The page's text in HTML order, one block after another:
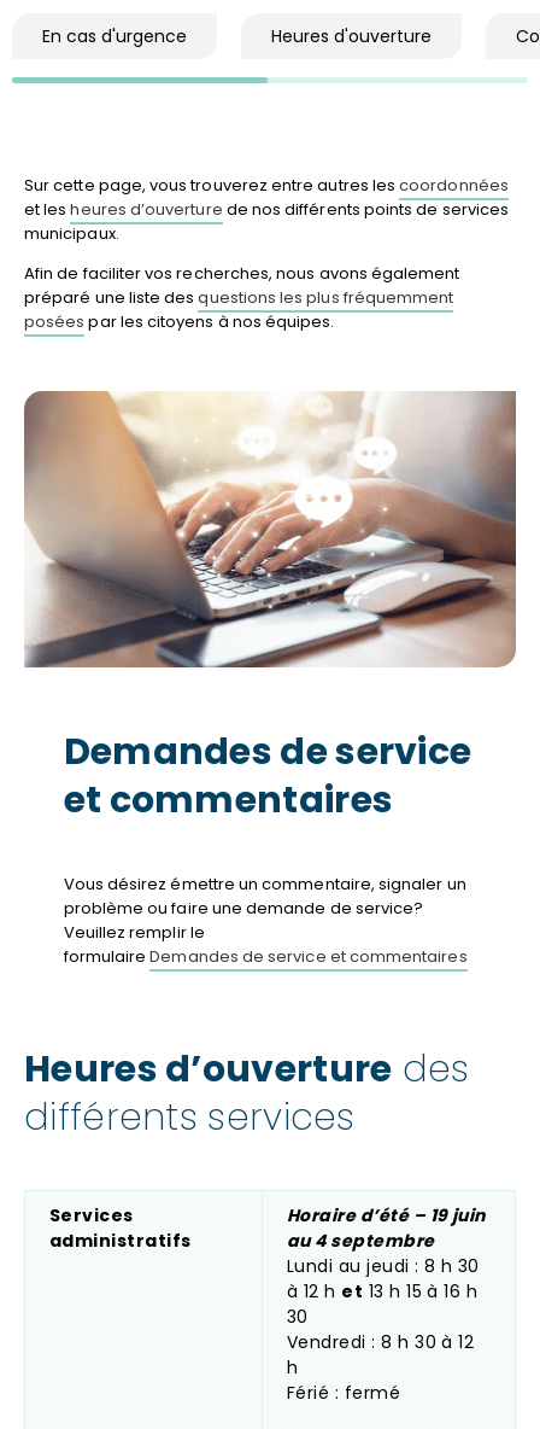
En cas d'urgence Heures d'ouverture
Sur cette page, vous trouverez entre autres lescoordonnées
et lesheures d’ouverture de nos différents points de services
municipaux.
Afin de faciliter vos recherches, nous avons également
préparé une liste desquestions les plus fréquemment
posées par les citoyens à nos équipes.
Demandes de service
et commentaires
Vous désirez émettre un commentaire, signaler un
problème ou faire une demande de service?
Veuillez remplir le
formulaireDemandes de service et commentaires
Heures d’ouverture des
différents services
Services
administratifs
Horaire d’été – 19 juin
au 4 septembre
Lundi au jeudi : 8 h 30
à 12 h et 13 h 15 à 16 h
30
Vendredi : 8 h 30 à 12
h
Férié : fermé